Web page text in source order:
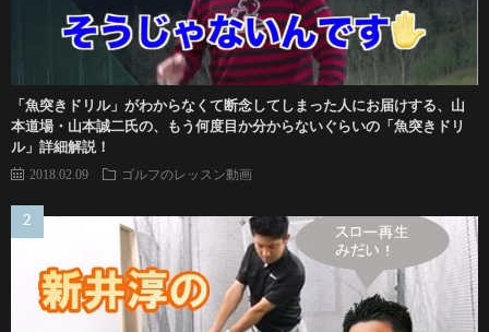
「魚突きドリル」がわからなくて断念してしまった人にお届けする、山
本道場・山本誠二氏の、もう何度目か分からないぐらいの「魚突きドリ
ル」詳細解説！
2018.02.09 ゴルフのレッスン動画